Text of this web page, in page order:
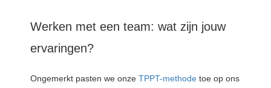
Werken met een team: wat zijn jouw
ervaringen?
Ongemerkt pasten we onze TPPT-methode toe op ons